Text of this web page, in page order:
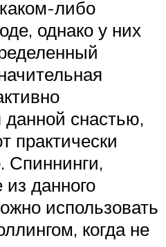
либо
однако у них
данной снастью,
практически
Спиннинги,
данного
использовать
когда не